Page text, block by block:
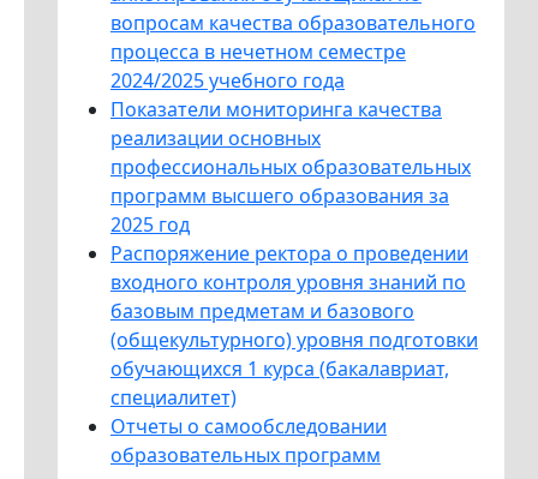
вопросам качества образовательного
процесса в нечетном семестре
2024/2025 учебного года
Показатели мониторинга качества
реализации основных
профессиональных образовательных
программ высшего образования за
2025 год
Распоряжение ректора о проведении
входного контроля уровня знаний по
базовым предметам и базового
(общекультурного) уровня подготовки
обучающихся 1 курса (бакалавриат,
специалитет)
Отчеты о самообследовании
образовательных программ